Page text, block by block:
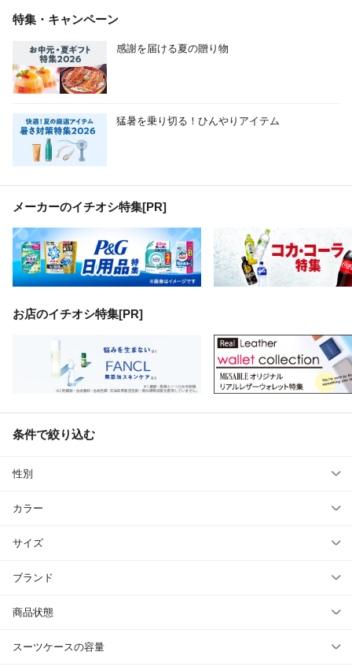
特集・キャンペーン
感謝を届ける夏の贈り物
猛暑を乗り切る！ひんやりアイテム
メーカーのイチオシ特集[PR]
お店のイチオシ特集[PR]
条件で絞り込む
性別
カラー
サイズ
ブランド
商品状態
スーツケースの容量